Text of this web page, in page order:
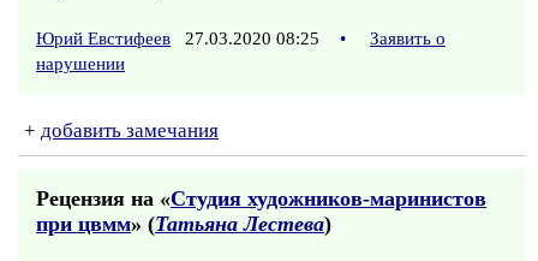
Юрий Евстифеев 27.03.2020 08:25 •
Заявить о
нарушении
+ добавить замечания
Рецензия на «Студия художников-маринистов
при цвмм» (Татьяна Лестева)